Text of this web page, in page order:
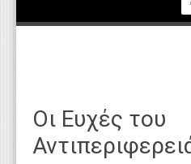
Οι Ευχές του
Καιρός
Τεχνολογία
Εκπαίδευση